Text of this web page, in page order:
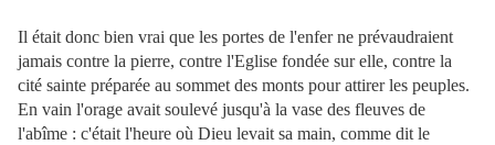
Il était donc bien vrai que les portes de l'enfer ne prévaudraient
jamais contre la pierre, contre l'Eglise fondée sur elle, contre la
cité sainte préparée au sommet des monts pour attirer les peuples.
En vain l'orage avait soulevé jusqu'à la vase des fleuves de
l'abîme : c'était l'heure où Dieu levait sa main, comme dit le